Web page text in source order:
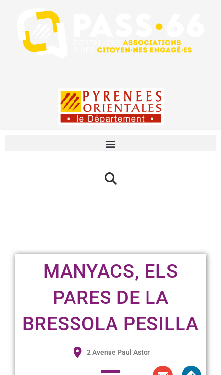
MANYACS, ELS
PARES DE LA
BRESSOLA PESILLA
2 Avenue Paul Astor